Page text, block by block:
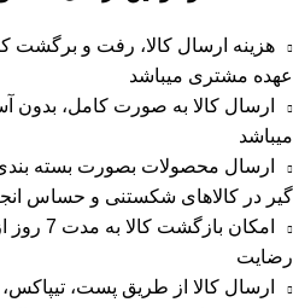
هزینه ارسال کالا، رفت و برگشت
عهده مشتری میباشد
ارسال کالا به صورت کامل،
میباشد
ارسال محصولات بصورت بسته بندی
گیر در کالاهای شکستنی و حساس
امکان
رضایت
ارسال کالا از طریق پست،